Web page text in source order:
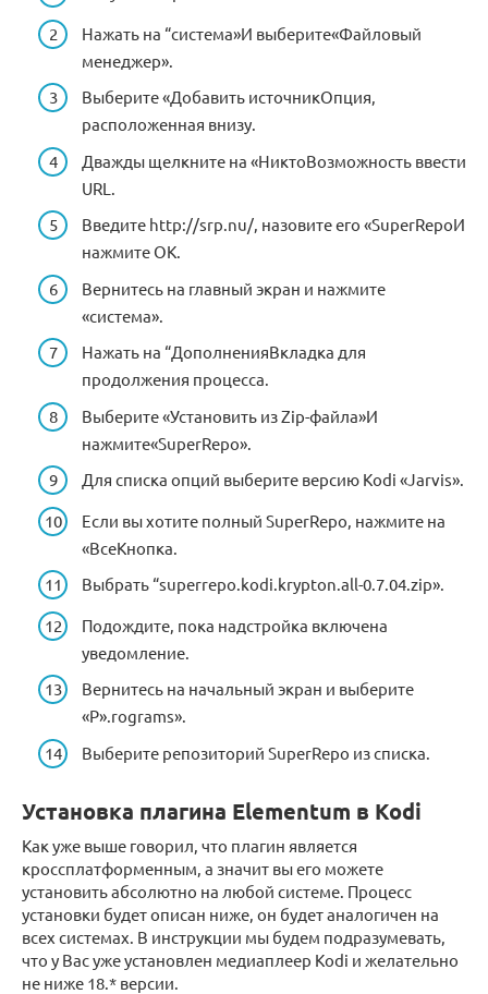
Нажать на “система»И выберите«Файловый
менеджер».
Выберите «Добавить источникОпция,
расположенная внизу.
Дважды щелкните на «НиктоВозможность ввести
URL.
Введите http://srp.nu/, назовите его «SuperRepoИ
нажмите ОК.
Вернитесь на главный экран и нажмите
«система».
Нажать на “ДополненияВкладка для
продолжения процесса.
Выберите «Установить из Zip-файла»И
нажмите«SuperRepo».
Для списка опций выберите версию Kodi «Jarvis».
Если вы хотите полный SuperRepo, нажмите на
«ВсеКнопка.
Выбрать “superrepo.kodi.krypton.all-0.7.04.zip».
Подождите, пока надстройка включена
уведомление.
Вернитесь на начальный экран и выберите
«P».rograms».
Выберите репозиторий SuperRepo из списка.
Установка плагина Elementum в Kodi
Как уже выше говорил, что плагин является
кроссплатформенным, а значит вы его можете
установить абсолютно на любой системе. Процесс
установки будет описан ниже, он будет аналогичен на
всех системах. В инструкции мы будем подразумевать,
что у Вас уже установлен медиаплеер Kodi и желательно
не ниже 18.* версии.